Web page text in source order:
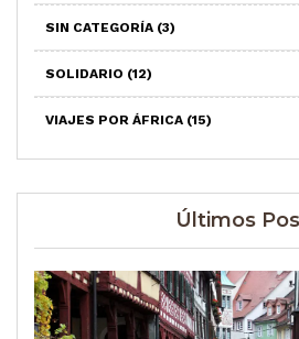
SIN CATEGORÍA (3)
SOLIDARIO (12)
VIAJES POR ÁFRICA (15)
Últimos